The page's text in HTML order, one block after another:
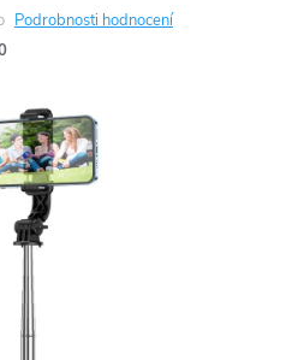
Podrobnosti hodnocení